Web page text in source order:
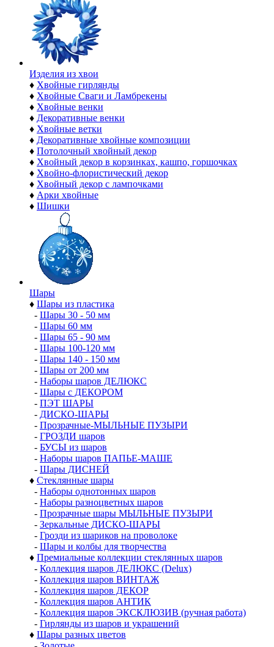
Изделия из хвои
♦ Хвойные гирлянды
♦ Хвойные Сваги и Ламбрекены
♦ Хвойные венки
♦ Декоративные венки
♦ Хвойные ветки
♦ Декоративные хвойные композиции
♦ Потолочный хвойный декор
♦ Хвойный декор в корзинках, кашпо, горшочках
♦ Хвойно-флористический декор
♦ Хвойный декор с лампочками
♦ Арки хвойные
♦ Шишки
Шары
♦ Шары из пластика
- Шары 30 - 50 мм
- Шары 60 мм
- Шары 65 - 90 мм
- Шары 100-120 мм
- Шары 140 - 150 мм
- Шары от 200 мм
- Наборы шаров ДЕЛЮКС
- Шары с ДЕКОРОМ
- ПЭТ ШАРЫ
- ДИСКО-ШАРЫ
- Прозрачные-МЫЛЬНЫЕ ПУЗЫРИ
- ГРОЗДИ шаров
- БУСЫ из шаров
- Наборы шаров ПАПЬЕ-МАШЕ
- Шары ДИСНЕЙ
♦ Стеклянные шары
- Наборы однотонных шаров
- Наборы разноцветных шаров
- Прозрачные шары МЫЛЬНЫЕ ПУЗЫРИ
- Зеркальные ДИСКО-ШАРЫ
- Грозди из шариков на проволоке
- Шары и колбы для творчества
♦ Премиальные коллекции стеклянных шаров
- Коллекция шаров ДЕЛЮКС (Delux)
- Коллекция шаров ВИНТАЖ
- Коллекция шаров ДЕКОР
- Коллекция шаров АНТИК
- Коллекция шаров ЭКСКЛЮЗИВ (ручная работа)
- Гирлянды из шаров и украшений
♦ Шары разных цветов